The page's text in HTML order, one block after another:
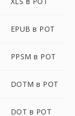
EPUB в POT
PPSM в POT
DOTM в POT
DOT в POT